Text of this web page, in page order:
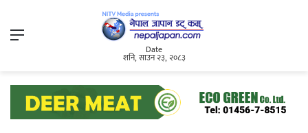
Menu
Date
शनि, साउन २३, २०८३